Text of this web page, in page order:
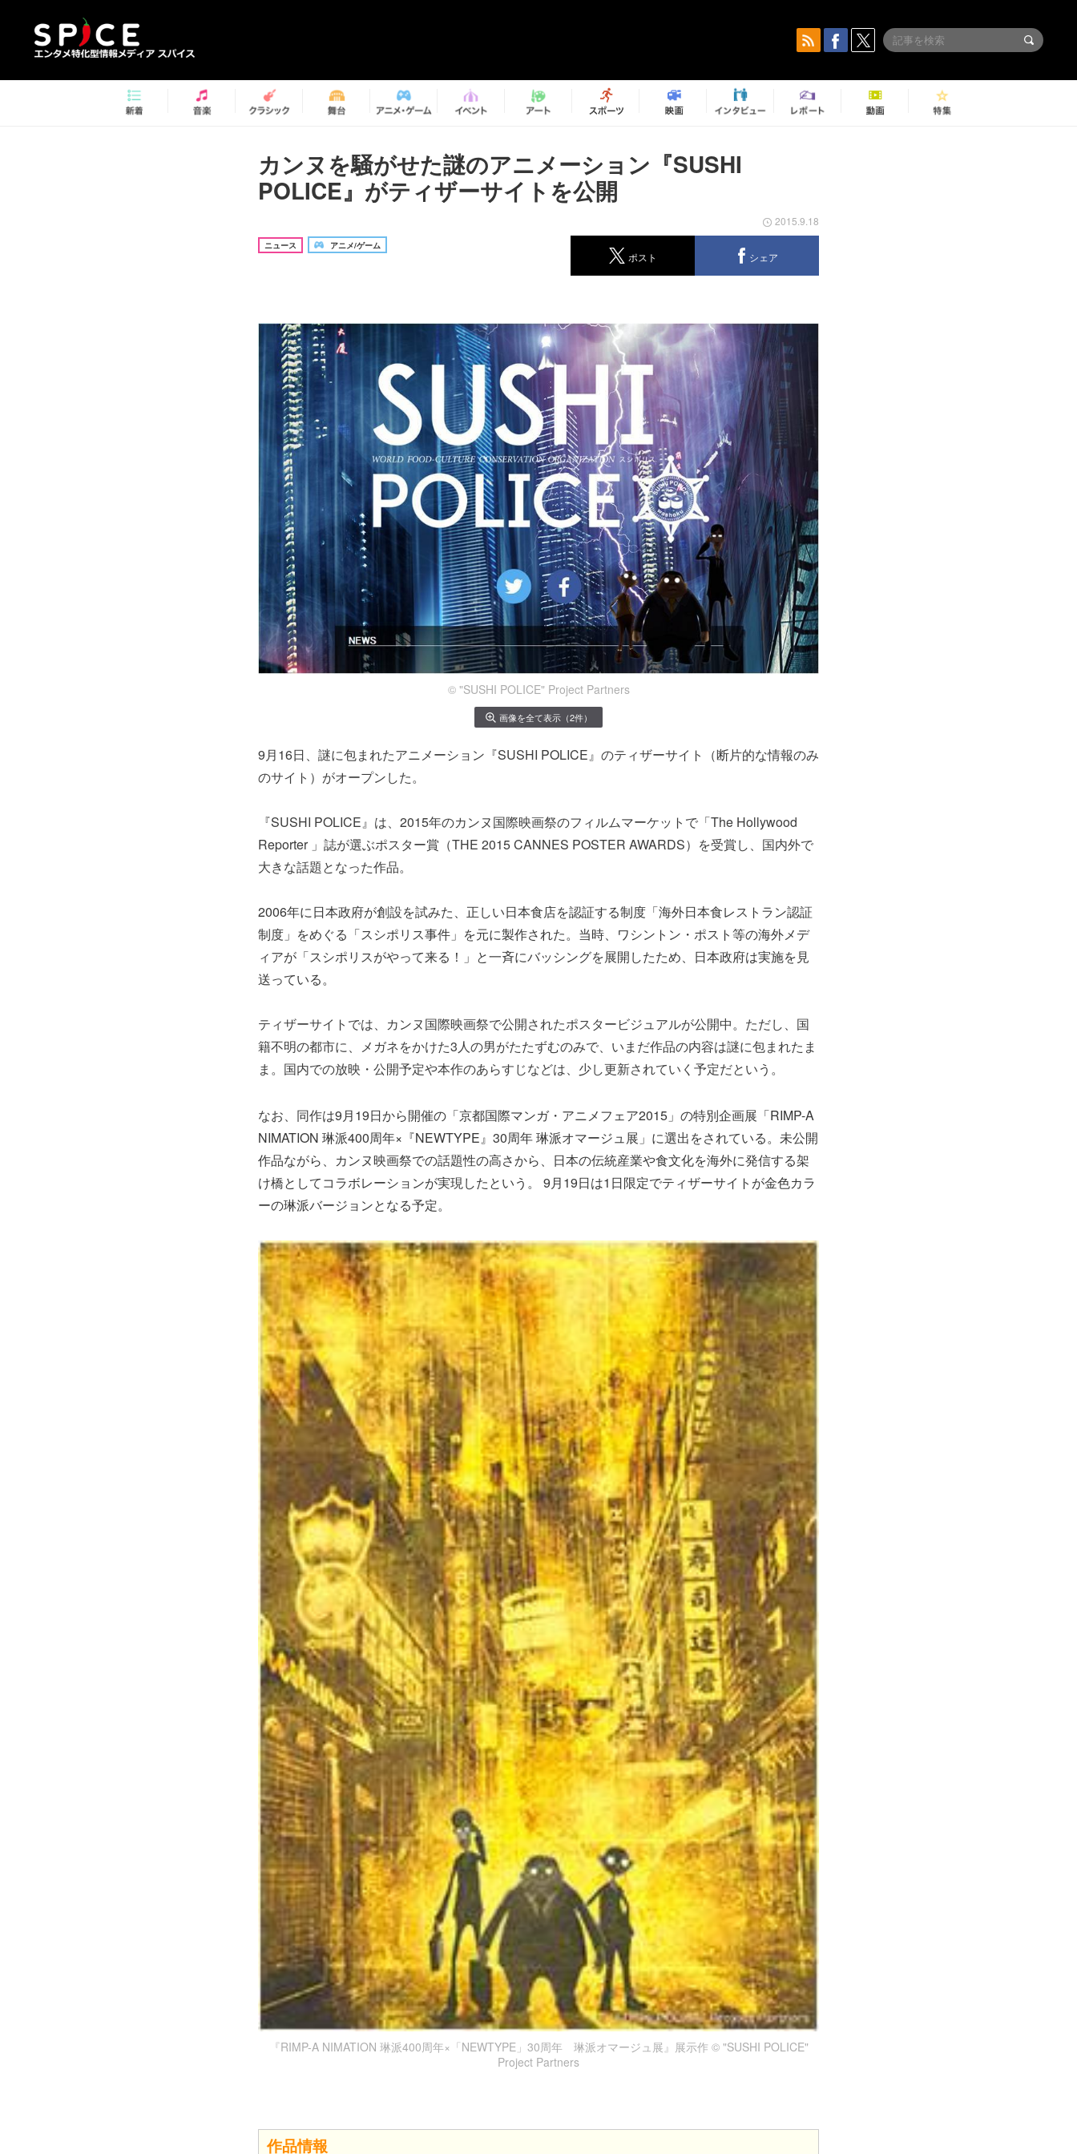
カンヌを騒がせた謎のアニメーション『SUSHI
POLICE』がティザーサイトを公開
ニュース アニメ/ゲーム
2015.9.18
ポスト シェア
© "SUSHI POLICE" Project Partners
画像を全て表示（2件）
9月16日、謎に包まれたアニメーション『SUSHI POLICE』のティザーサイト（断片的な情報のみ
のサイト）がオープンした。
『SUSHI POLICE』は、2015年のカンヌ国際映画祭のフィルムマーケットで「The Hollywood
Reporter 」誌が選ぶポスター賞（THE 2015 CANNES POSTER AWARDS）を受賞し、国内外で
大きな話題となった作品。
2006年に日本政府が創設を試みた、正しい日本食店を認証する制度「海外日本食レストラン認証
制度」をめぐる「スシポリス事件」を元に製作された。当時、ワシントン・ポスト等の海外メデ
ィアが「スシポリスがやって来る！」と一斉にバッシングを展開したため、日本政府は実施を見
送っている。
ティザーサイトでは、カンヌ国際映画祭で公開されたポスタービジュアルが公開中。ただし、国
籍不明の都市に、メガネをかけた3人の男がたたずむのみで、いまだ作品の内容は謎に包まれたま
ま。国内での放映・公開予定や本作のあらすじなどは、少し更新されていく予定だという。
なお、同作は9月19日から開催の「京都国際マンガ・アニメフェア2015」の特別企画展「RIMP-A
NIMATION 琳派400周年×『NEWTYPE』30周年 琳派オマージュ展」に選出をされている。未公開
作品ながら、カンヌ映画祭での話題性の高さから、日本の伝統産業や食文化を海外に発信する架
け橋としてコラボレーションが実現したという。 9月19日は1日限定でティザーサイトが金色カラ
ーの琳派バージョンとなる予定。
『RIMP-A NIMATION 琳派400周年×「NEWTYPE」30周年 琳派オマージュ展』展示作 © "SUSHI POLICE"
Project Partners
作品情報